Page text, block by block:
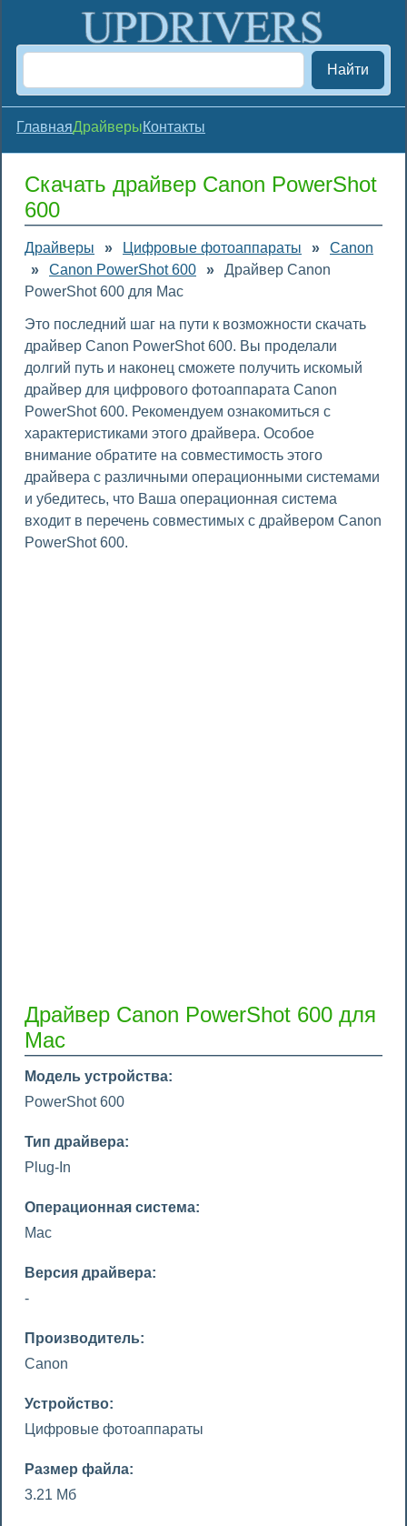
Найти
ГлавнаяДрайверыКонтакты
Скачать драйвер Canon PowerShot
600
Драйверы » Цифровые фотоаппараты »
Canon
»
Canon PowerShot 600 »
Драйвер Canon
PowerShot 600 для Mac
Это последний шаг на пути к возможности скачать
драйвер Canon PowerShot 600. Вы проделали
долгий путь и наконец сможете получить искомый
драйвер для цифрового фотоаппарата Canon
PowerShot 600. Рекомендуем ознакомиться с
характеристиками этого драйвера. Особое
внимание обратите на совместимость этого
драйвера с различными операционными системами
и убедитесь, что Ваша операционная система
входит в перечень совместимых с драйвером Canon
PowerShot 600.
Драйвер Canon PowerShot 600 для
Mac
Модель устройства:
PowerShot 600
Тип драйвера:
Plug-In
Операционная система:
Mac
Версия драйвера:
-
Производитель:
Canon
Устройство:
Цифровые фотоаппараты
Размер файла:
3.21 Мб